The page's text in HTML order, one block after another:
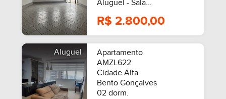
Aluguel - Sala...
R$ 2.800,00
Aluguel
Apartamento
AMZL622
Cidade Alta
Bento Gonçalves
02 dorm.